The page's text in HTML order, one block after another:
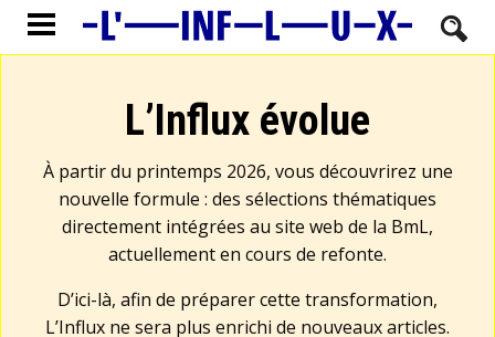
L’Influx évolue
À partir du printemps 2026, vous découvrirez une
nouvelle formule : des sélections thématiques
directement intégrées au site web de la BmL,
actuellement en cours de refonte.
D’ici-là, afin de préparer cette transformation,
L’Influx ne sera plus enrichi de nouveaux articles.